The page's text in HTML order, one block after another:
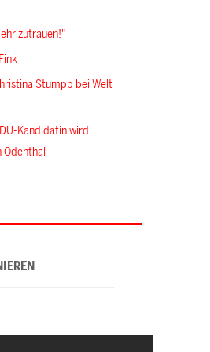
zutrauen!"
Stumpp bei Welt
Kandidatin wird